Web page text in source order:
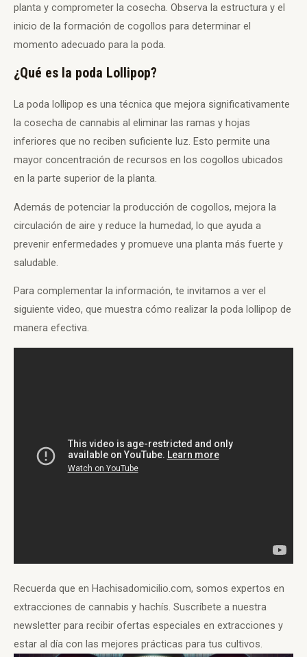
planta y comprometer la cosecha. Observa la estructura y el
inicio de la formación de cogollos para determinar el
momento adecuado para la poda.
¿Qué es la poda Lollipop?
La poda lollipop es una técnica que mejora significativamente
la cosecha de cannabis al eliminar las ramas y hojas
inferiores que no reciben suficiente luz. Esto permite una
mayor concentración de recursos en los cogollos ubicados
en la parte superior de la planta.
Además de potenciar la producción de cogollos, mejora la
circulación de aire y reduce la humedad, lo que ayuda a
prevenir enfermedades y promueve una planta más fuerte y
saludable.
Para complementar la información, te invitamos a ver el
siguiente video, que muestra cómo realizar la poda lollipop de
manera efectiva.
Recuerda que en Hachisadomicilio.com, somos expertos en
extracciones de cannabis y hachís. Suscríbete a nuestra
newsletter para recibir ofertas especiales en extracciones y
estar al día con las mejores prácticas para tus cultivos.